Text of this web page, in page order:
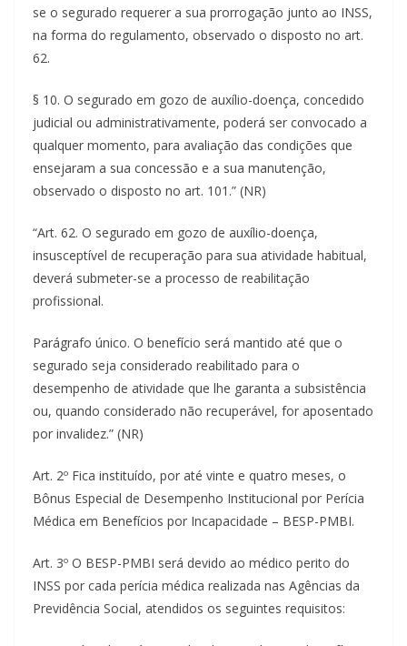
se o segurado requerer a sua prorrogação junto ao INSS,
na forma do regulamento, observado o disposto no art.
62.
§ 10. O segurado em gozo de auxílio-doença, concedido
judicial ou administrativamente, poderá ser convocado a
qualquer momento, para avaliação das condições que
ensejaram a sua concessão e a sua manutenção,
observado o disposto no art. 101.” (NR)
“Art. 62. O segurado em gozo de auxílio-doença,
insusceptível de recuperação para sua atividade habitual,
deverá submeter-se a processo de reabilitação
profissional.
Parágrafo único. O benefício será mantido até que o
segurado seja considerado reabilitado para o
desempenho de atividade que lhe garanta a subsistência
ou, quando considerado não recuperável, for aposentado
por invalidez.” (NR)
Art. 2º Fica instituído, por até vinte e quatro meses, o
Bônus Especial de Desempenho Institucional por Perícia
Médica em Benefícios por Incapacidade – BESP-PMBI.
Art. 3º O BESP-PMBI será devido ao médico perito do
INSS por cada perícia médica realizada nas Agências da
Previdência Social, atendidos os seguintes requisitos: